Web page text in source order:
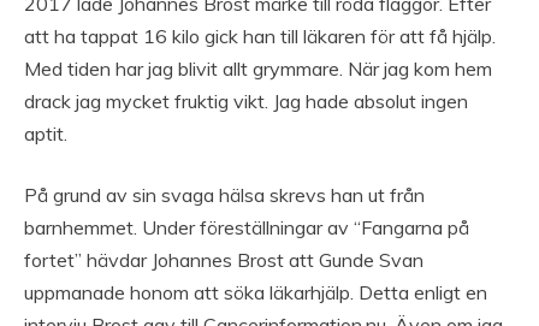
att ha tappat 16 kilo gick han till läkaren för att få hjälp.
Med tiden har jag blivit allt grymmare. När jag kom hem
drack jag mycket fruktig vikt. Jag hade absolut ingen
aptit.
På grund av sin svaga hälsa skrevs han ut från
barnhemmet. Under föreställningar av “Fangarna på
fortet” hävdar Johannes Brost att Gunde Svan
uppmanade honom att söka läkarhjälp. Detta enligt en